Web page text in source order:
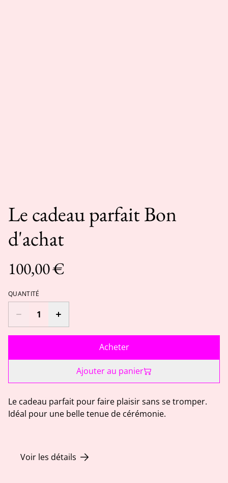
Le cadeau parfait Bon
d'achat
100,00 €
QUANTITÉ
Acheter
Ajouter au panier
Le cadeau parfait pour faire plaisir sans se tromper.
Idéal pour une belle tenue de cérémonie.
Voir les détails